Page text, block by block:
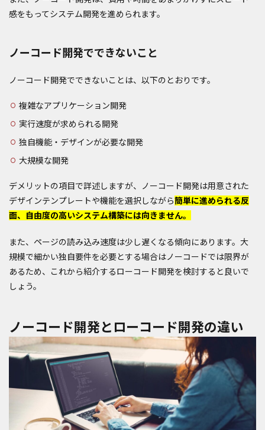
感をもってシステム開発を進められます。
ノーコード開発でできないこと
ノーコード開発でできないことは、以下のとおりです。
複雑なアプリケーション開発
実行速度が求められる開発
独自機能・デザインが必要な開発
大規模な開発
デメリットの項目で詳述しますが、ノーコード開発は用意された
デザインテンプレートや機能を選択しながら簡単に進められる反
面、自由度の高いシステム構築には向きません。
また、ページの読み込み速度は少し遅くなる傾向にあります。大
規模で細かい独自要件を必要とする場合はノーコードでは限界が
あるため、これから紹介するローコード開発を検討すると良いで
しょう。
ノーコード開発とローコード開発の違い